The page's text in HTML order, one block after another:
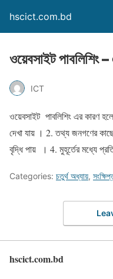
hscict.com.bd
ওয়েবসাইট পাবলিশিং
ICT
ওয়েবসাইট পাবলিশিং এর কারণ
দেখা যায় । 2. তথ্য জনগণের
বৃদ্ধি পায় । 4. মুহূর্তের মধ্যে
Categories: চতুর্থ অধ্যায়,
hscict.com.bd